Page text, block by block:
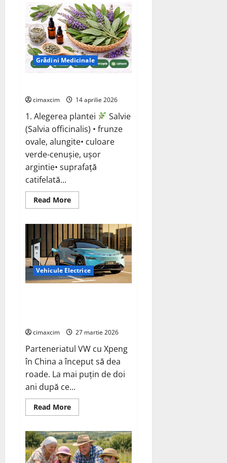
ciobanului
(Capsella
bursa-
pastoris)
Grădini Medicinale
cimaxcim 14 aprilie 2026
1. Alegerea plantei
Salvie
(Salvia officinalis) • frunze
ovale, alungite• culoare
verde-cenușie, ușor
argintie• suprafață
catifelată...
Read MoreRead
more
(Salvia
officinalis)
Vehicule Electrice
cimaxcim 27 martie 2026
Parteneriatul VW cu Xpeng
în China a început să dea
roade. La mai puțin de doi
ani după ce...
Read MoreRead
more
mai
mare
și
mai